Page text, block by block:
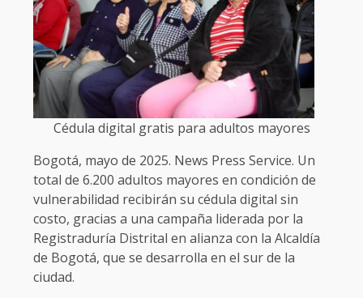
Cédula digital gratis para adultos mayores
Bogotá, mayo de 2025. News Press Service. Un
total de 6.200 adultos mayores en condición de
vulnerabilidad recibirán su cédula digital sin
costo, gracias a una campaña liderada por la
Registraduría Distrital en alianza con la Alcaldía
de Bogotá, que se desarrolla en el sur de la
ciudad.